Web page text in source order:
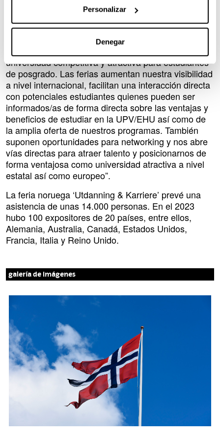
Personalizar
Denegar
En palabras de la vicerrectora de Euskera, Cultura e
Internacionalización de la UPV/EHU, Junkal
Gutierrez, “participar en ferias educativas
internacionales es una estrategia efectiva para
darnos a conocer a nivel internacional como una
universidad competitiva y atractiva para estudiantes
de posgrado. Las ferias aumentan nuestra visibilidad
a nivel internacional, facilitan una interacción directa
con potenciales estudiantes quienes pueden ser
informados/as de forma directa sobre las ventajas y
beneficios de estudiar en la UPV/EHU así como de
la amplia oferta de nuestros programas. También
suponen oportunidades para networking y nos abre
vías directas para atraer talento y posicionarnos de
forma ventajosa como universidad atractiva a nivel
estatal así como europeo”.
La feria noruega ‘Utdanning & Karriere’ prevé una
asistencia de unas 14.000 personas. En el 2023
hubo 100 expositores de 20 países, entre ellos,
Alemania, Australia, Canadá, Estados Unidos,
Francia, Italia y Reino Unido.
galería de imágenes